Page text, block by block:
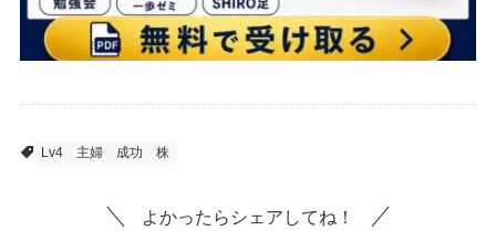
Lv4 主婦 成功 株
よかったらシェアしてね！